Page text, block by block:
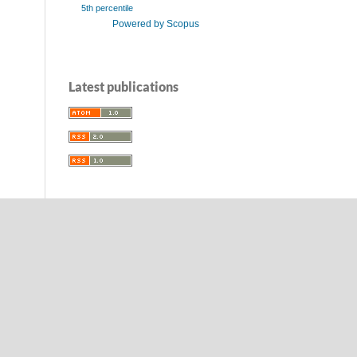
5th percentile
Powered by Scopus
Latest publications